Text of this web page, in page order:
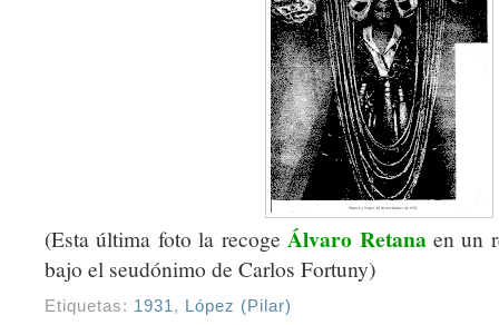
(Esta última foto la recogeÁlvaro Retanaen un
bajo el seudónimo de Carlos Fortuny)
Etiquetas: 1931 , López (Pilar)